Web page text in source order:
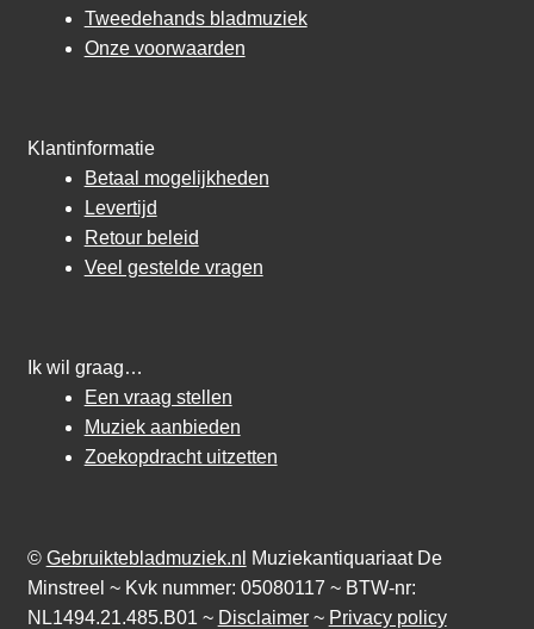
Tweedehands bladmuziek
Onze voorwaarden
Klantinformatie
Betaal mogelijkheden
Levertijd
Retour beleid
Veel gestelde vragen
Ik wil graag…
Een vraag stellen
Muziek aanbieden
Zoekopdracht uitzetten
© Gebruiktebladmuziek.nl
Muziekantiquariaat De
Minstreel ~ Kvk nummer: 05080117 ~ BTW-nr:
NL1494.21.485.B01 ~ Disclaimer~ Privacy policy